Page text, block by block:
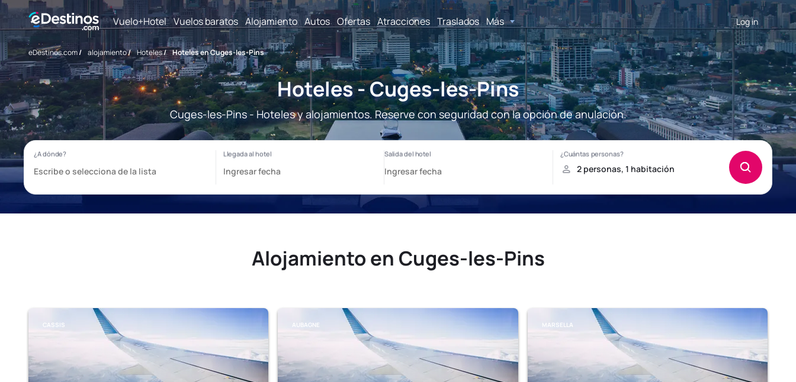
Vuelo+Hotel Vuelos baratos Alojamiento Autos Ofertas Atracciones Traslados Más Log in
eDestinos.com/ alojamiento/ Hoteles/ Hoteles en Cuges-les-Pins
Hoteles - Cuges-les-Pins
Cuges-les-Pins - Hoteles y alojamientos. Reserve con seguridad con la opción de anulación.
Alojamiento en Cuges-les-Pins
CASSIS AUBAGNE MARSELLA